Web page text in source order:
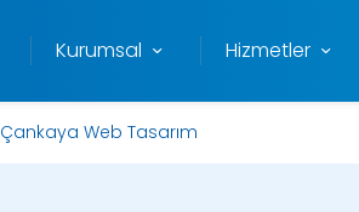
Kurumsal Hizmetler
Çankaya Web Tasarım